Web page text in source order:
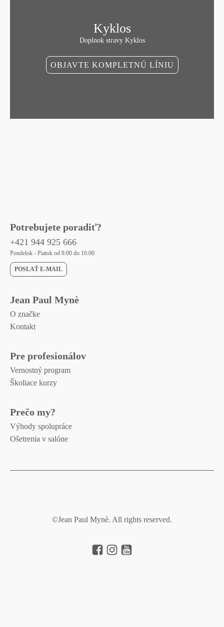
Kyklos
Doplnok stravy Kyklos
OBJAVTE KOMPLETNÚ LÍNIU
Potrebujete poradiť?
+421 944 925 666
Pondelok - Piatok od 8:00 do 16:00
POSLAŤ E-MAIL
Jean Paul Mynè
O značke
Kontakt
Pre profesionálov
Vernostný program
Školiace kurzy
Prečo my?
Výhody spolupráce
Ošetrenia v salóne
©Jean Paul Mynè. All rights reserved.